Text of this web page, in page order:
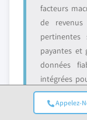
Appelez-
facteurs
de
payantes et
données
intégrées